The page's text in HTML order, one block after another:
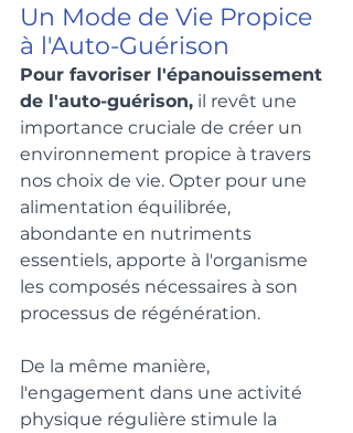
Un Mode de Vie Propice
à l'Auto-Guérison
Pour favoriser l'épanouissement
de l'auto-guérison, il revêt une
importance cruciale de créer un
environnement propice à travers
nos choix de vie. Opter pour une
alimentation équilibrée,
abondante en nutriments
essentiels, apporte à l'organisme
les composés nécessaires à son
processus de régénération.
De la même manière,
l'engagement dans une activité
physique régulière stimule la